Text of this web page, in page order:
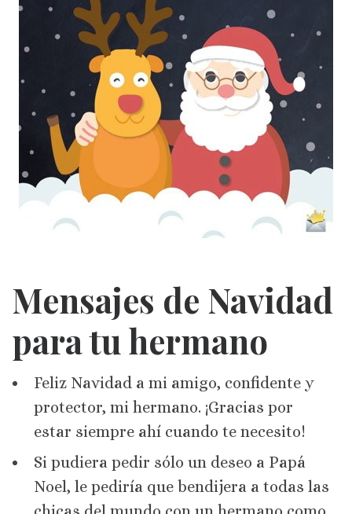
Mensajes de Navidad
para tu hermano
Feliz Navidad a mi amigo, confidente y
protector, mi hermano. ¡Gracias por
estar siempre ahí cuando te necesito!
Si pudiera pedir sólo un deseo a Papá
Noel, le pediría que bendijera a todas las